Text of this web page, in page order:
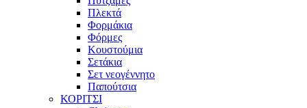
Πλεκτά
Φορμάκια
Φόρμες
Κουστούμια
Σετάκια
Σετ νεογέννητο
Παπούτσια
ΚΟΡΙΤΣΙ